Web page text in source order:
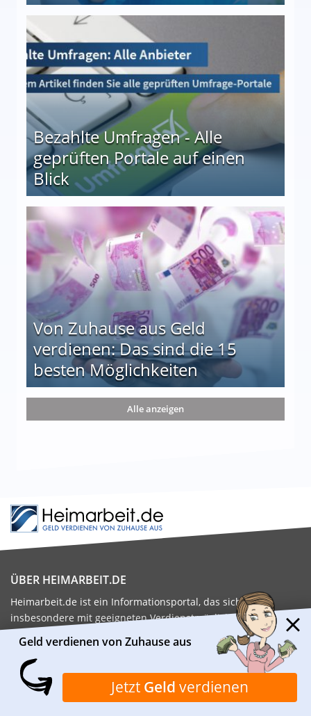
Bezahlte Umfragen - Alle
geprüften Portale auf einen
Blick
auf einen Blick
Von Zuhause aus Geld
verdienen: Das sind die 15
besten Möglichkeiten
die 15 besten Möglichkeiten
Alle anzeigen
ÜBER HEIMARBEIT.DE
Heimarbeit.de ist ein Informationsportal, das sich
insbesondere mit geeigneten Verdienstmöglichkeiten von
Zuhause aus beschäftigt. Das Redaktionsteam recherchiert
und prüft täglich viele verschiedene Möglichkeiten, mit denen
man von Zuhause aus Geld verdienen kann.
Kontaktiere uns:
kontakt@heimarbeit.de
Geld verdienen von Zuhause aus
Jetzt Geld verdienen